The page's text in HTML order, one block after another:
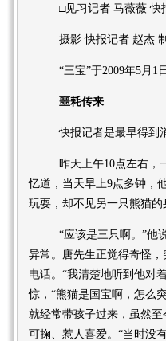
□见习记者 马薇薇 快
摄影 快报记者 赵杰 制
“三宝”于2009年5月1
噩耗传来
快报记者是最早得到消
昨天上午10点左右，一
忆道，当天早上9点多钟，
玩耍，却不见另一只熊猫的
“应该是三只啊。”他说
异常。唐先生正觉得奇怪
电话。“我清楚地听到他对
惊，“熊猫是国宝啊，怎么
就经常带孩子过来，虽然
可掬、惹人喜爱。“当时没